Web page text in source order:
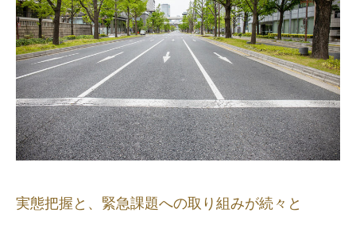
実態把握と、緊急課題への取り組みが続々と